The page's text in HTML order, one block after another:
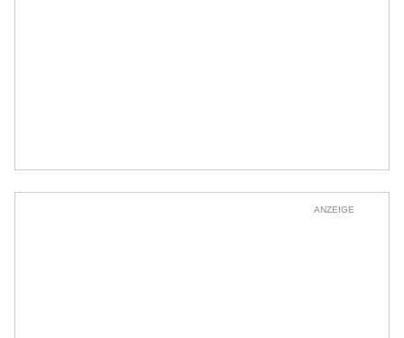
ANZEIGE